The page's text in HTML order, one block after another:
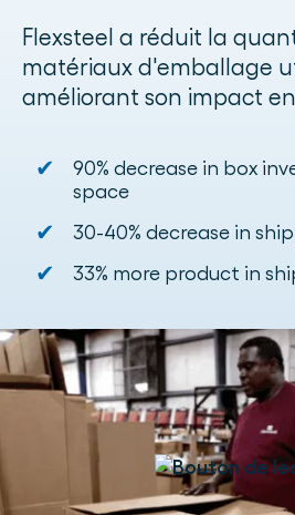
Flexsteel a réduit la
matériaux d'emballage
améliorant son impact
✔
90% decrease in box
space
✔ 30-40% decrease in
✔ 33% more product in